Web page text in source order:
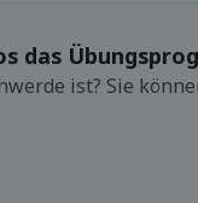
das
ist? Sie